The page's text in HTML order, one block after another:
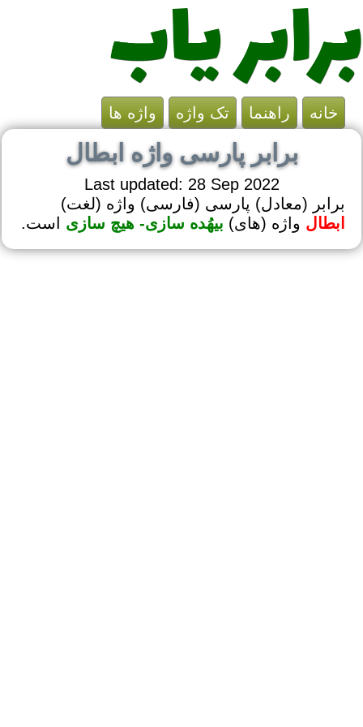
خانه راهنما تک واژه واژه ها
برابر پارسی واژه ابطال
Last updated: 28 Sep 2022
برابر (معادل) پارسی (فارسی) واژه (لغت)
ابطال واژه (های) بیهُده سازی- هیچ سازی است.